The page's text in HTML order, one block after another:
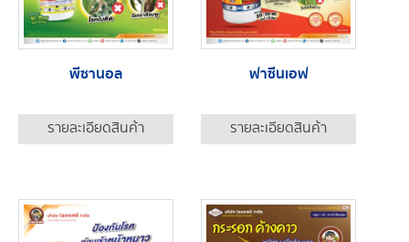
พีซานอล
รายละเอียดสินค้า
ฟาซีนเอฟ
รายละเอียดสินค้า